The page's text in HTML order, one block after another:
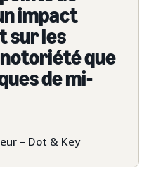
impact
sur les
que
de mi-
– Dot & Key